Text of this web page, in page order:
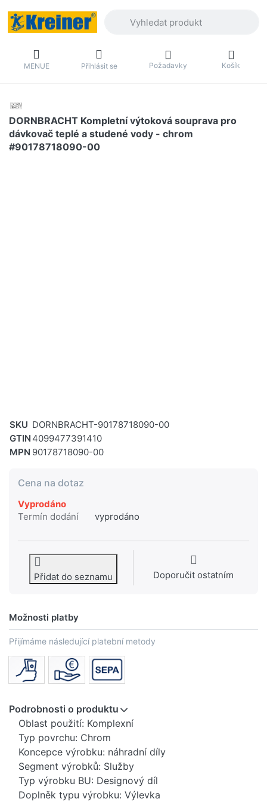
MENUE Přihlásit se Požadavky Košík
DORNBRACHT Kompletní výtoková souprava pro
dávkovač teplé a studené vody - chrom
#90178718090-00
SKU DORNBRACHT-90178718090-00
GTIN 4099477391410
MPN 90178718090-00
Cena na dotaz
Vyprodáno
Termín dodání
vyprodáno
Přidat do seznamu Doporučit ostatním
Možnosti platby
Přijímáme následující platební metody
Podrobnosti o produktu
Oblast použití: Komplexní
Typ povrchu: Chrom
Koncepce výrobku: náhradní díly
Segment výrobků: Služby
Typ výrobku BU: Designový díl
Doplněk typu výrobku: Výlevka